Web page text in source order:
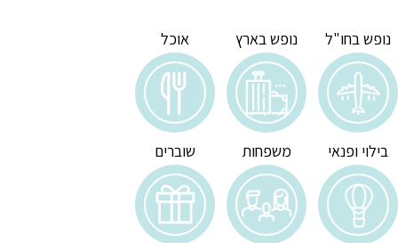
נופש בחו"ל נופש בארץ אוכל
בילוי ופנאי משפחות שוברים